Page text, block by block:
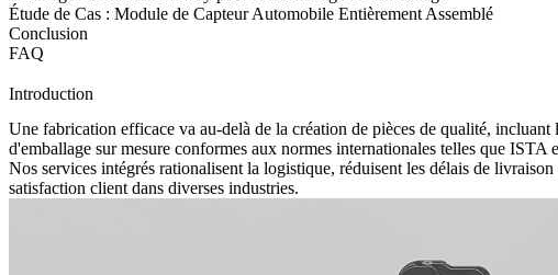
Étude de Cas : Module de Capteur Automobile Entièrement Assemblé
Conclusion
FAQ
Introduction
Une fabrication efficace va au-delà de la création de pièces de qualité,
d'emballage sur mesure conformes aux normes internationales telles que ISTA
Nos services intégrés rationalisent la logistique, réduisent les délais de
satisfaction client dans diverses industries.